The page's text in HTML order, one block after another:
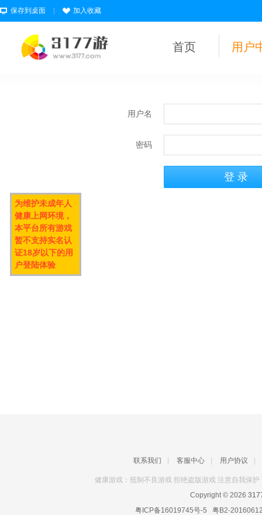
保存到桌面 加入收藏
首页 用户
用户名
密码
联系我们 客服中心 用户协议
健康游戏：抵制不良游戏 拒绝盗版游戏 注意自我保
Copyright © 2026
粤ICP备16019745号-5 粤B2-
为维护未成年人
健康上网环境，
本平台所有游戏
暂不支持实名认
证18岁以下的用
户登陆体验